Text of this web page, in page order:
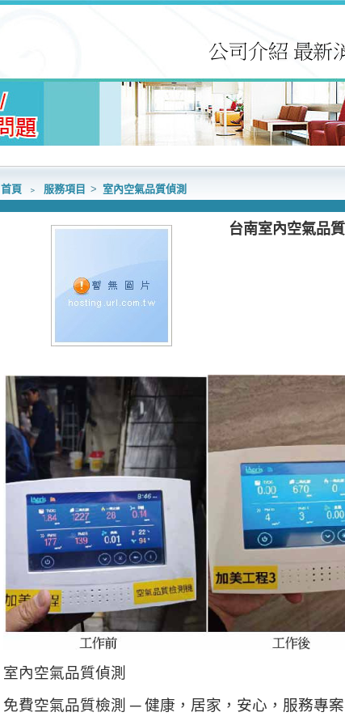
首頁 ﹥ 服務項目 > 室內空氣品質偵測
台南室內空氣品
室內空氣品質偵測
免費空氣品質檢測 ─ 健康，居家，安心，服務專案